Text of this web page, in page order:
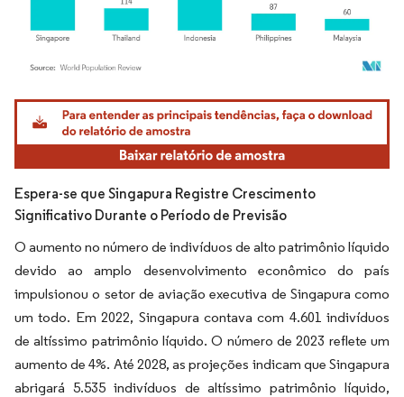
Imagem © Mordor Intelligence. O reuso requer atribuição conforme CC BY 4.0.
Espera-se que Singapura Registre Crescimento
Significativo Durante o Período de Previsão
O aumento no número de indivíduos de alto patrimônio líquido
devido ao amplo desenvolvimento econômico do país
impulsionou o setor de aviação executiva de Singapura como
um todo. Em 2022, Singapura contava com 4.601 indivíduos
de altíssimo patrimônio líquido. O número de 2023 reflete um
aumento de 4%. Até 2028, as projeções indicam que Singapura
abrigará 5.535 indivíduos de altíssimo patrimônio líquido,